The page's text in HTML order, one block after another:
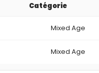
Catégorie
Mixed Age
Mixed Age